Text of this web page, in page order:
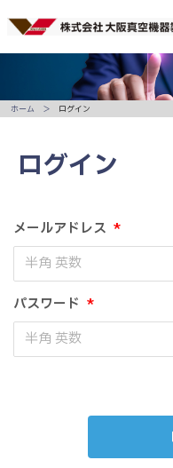
ログイン
メールアドレス *
パスワード *
ホーム ログイン